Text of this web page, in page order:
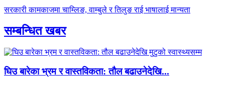
सरकारी कामकाजमा चाम्लिङ, वाम्बुले र तिलुङ राई भाषालाई मान्यता
सम्बन्धित खबर
घिउ बारेका भ्रम र वास्तविकता: तौल बढाउनेदेखि...